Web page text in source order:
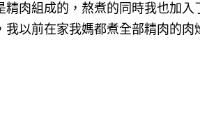
精肉組成的，熬煮的同時我也加
以前在家我媽都煮全部精肉的